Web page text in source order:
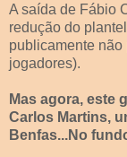
A saída de Fábio
redução do
publicamente não
jogadores).
Mas agora, este
Carlos Martins,
Benfas...No